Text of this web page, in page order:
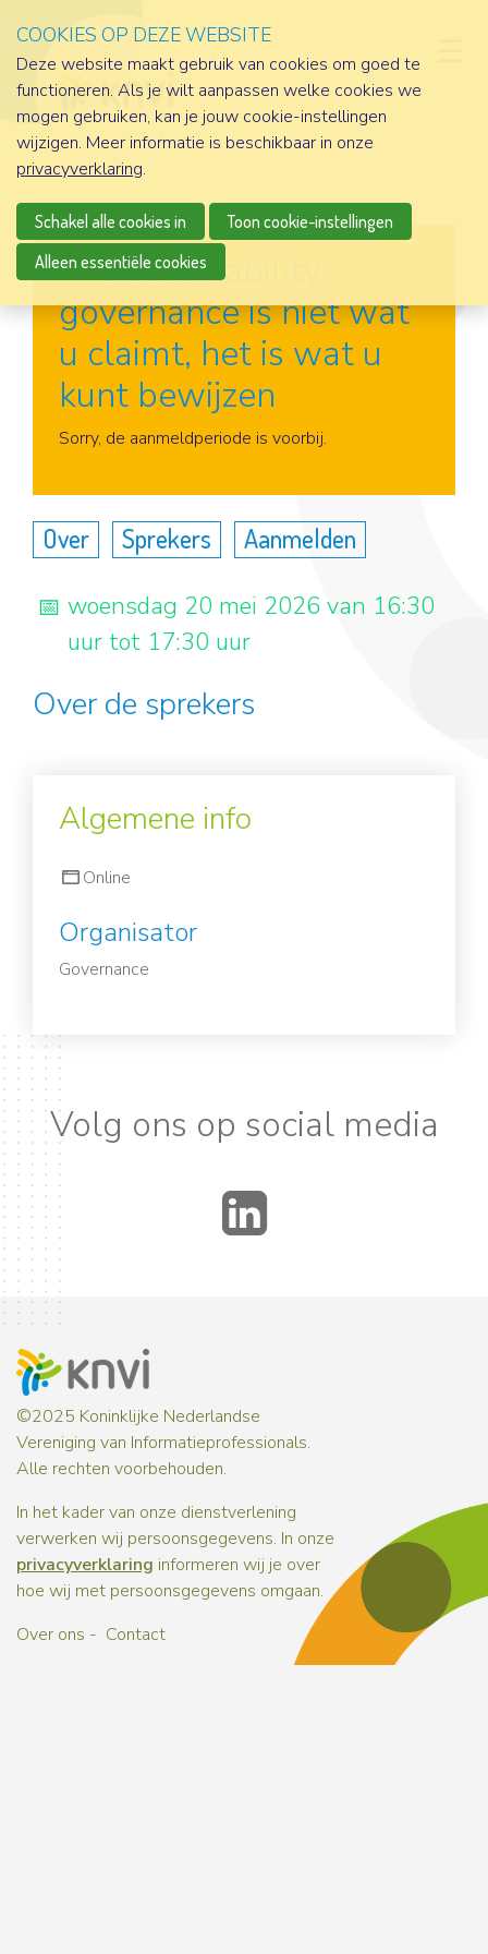
AI accountability:
governance is niet wat
u claimt, het is wat u
kunt bewijzen
Aanmelden
Sorry, de aanmeldperiode is voorbij.
Over Sprekers Aanmelden
woensdag 20 mei 2026 van 16:30
uur tot 17:30 uur
Over de sprekers
Algemene info
Online
Organisator
Governance
Volg ons op social media
©2025 Koninklijke Nederlandse
Vereniging van Informatieprofessionals.
Alle rechten voorbehouden.
In het kader van onze dienstverlening
verwerken wij persoonsgegevens. In onze
privacyverklaring informeren wij je over
hoe wij met persoonsgegevens omgaan.
Over ons
Contact
COOKIES OP DEZE WEBSITE
Deze website maakt gebruik van cookies om goed te
functioneren. Als je wilt aanpassen welke cookies we
mogen gebruiken, kan je jouw cookie-instellingen
wijzigen. Meer informatie is beschikbaar in onze
privacyverklaring.
Schakel alle cookies in
Toon cookie-instellingen
Alleen essentiële cookies